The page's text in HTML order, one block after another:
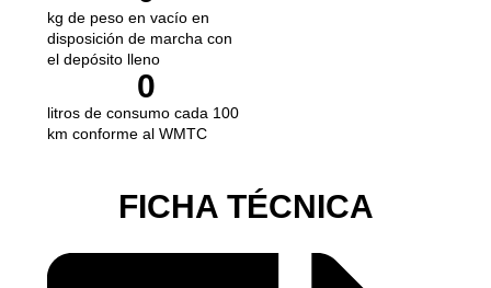
kg de peso en vacío en
disposición de marcha con
el depósito lleno
litros de consumo cada 100
km conforme al WMTC
0
FICHA TÉCNICA